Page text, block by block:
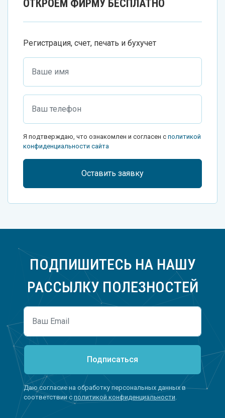
ОТКРОЕМ ФИРМУ БЕСПЛАТНО
Регистрация, счет, печать и бухучет
Я подтверждаю, что ознакомлен и согласен с политикой
конфиденциальности сайта
Оставить заявку
ПОДПИШИТЕСЬ НА НАШУ
РАССЫЛКУ ПОЛЕЗНОСТЕЙ
Подписаться
Даю согласие на обработку персональных данных в
соответствии сполитикой конфиденциальности